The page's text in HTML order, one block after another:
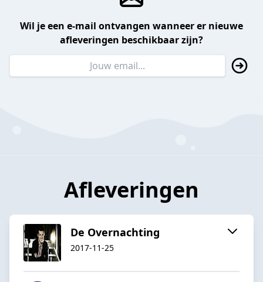
Wil je een e-mail ontvangen wanneer er nieuwe
afleveringen beschikbaar zijn?
Afleveringen
De Overnachting
2017-11-25